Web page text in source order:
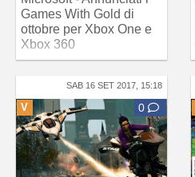
Games With Gold di
ottobre per Xbox One e
Xbox 360
SAB 16 SET 2017, 15:18
V 0